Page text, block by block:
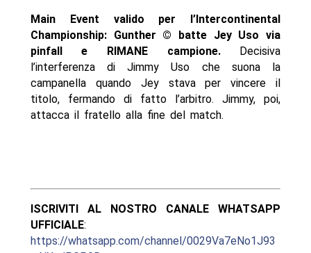
Main Event valido per l’Intercontinental
Championship: Gunther © batte Jey Uso via
pinfall e RIMANE campione.
Decisiva
l’interferenza di Jimmy Uso che suona la
campanella quando Jey stava per vincere il
titolo, fermando di fatto l’arbitro. Jimmy, poi,
attacca il fratello alla fine del match.
ISCRIVITI AL NOSTRO CANALE WHATSAPP
UFFICIALE:
https://whatsapp.com/channel/0029Va7eNo1J93